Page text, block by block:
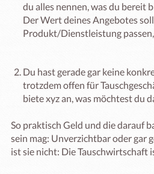
du alles nennen, was du bereit
Der Wert deines Angebotes
Produkt/Dienstleistung
Du hast gerade gar keine
trotzdem offen für
biete xyz an, was möchtest du
So praktisch Geld und die darauf
sein mag: Unverzichtbar oder gar
ist sie nicht: Die Tauschwirtschaft